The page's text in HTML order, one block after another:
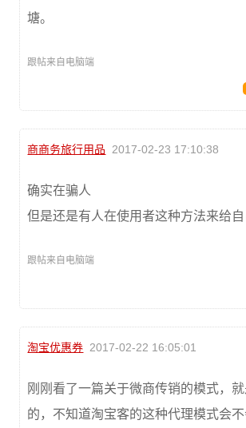
塘。
跟帖来自电脑端
商商务旅行用品 2017-02-23 17:10:38
确实在骗人
但是还是有人在使用者这种方法来给自
跟帖来自电脑端
淘宝优惠券 2017-02-22 16:05:01
刚刚看了一篇关于微商传销的模式，
的，不知道淘宝客的这种代理模式会